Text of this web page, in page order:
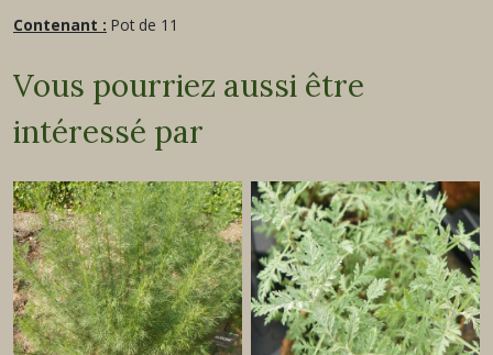
Contenant : Pot de 11
Vous pourriez aussi être
intéressé par